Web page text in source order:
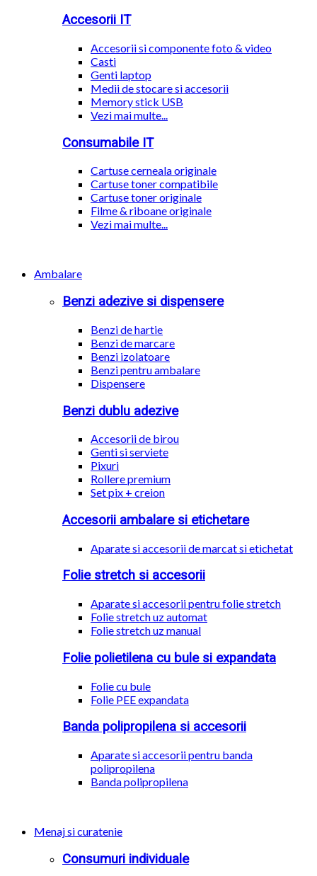
Accesorii IT
Accesorii si componente foto & video
Casti
Genti laptop
Medii de stocare si accesorii
Memory stick USB
Vezi mai multe...
Consumabile IT
Cartuse cerneala originale
Cartuse toner compatibile
Cartuse toner originale
Filme & riboane originale
Vezi mai multe...
Ambalare
Benzi adezive si dispensere
Benzi de hartie
Benzi de marcare
Benzi izolatoare
Benzi pentru ambalare
Dispensere
Benzi dublu adezive
Accesorii de birou
Genti si serviete
Pixuri
Rollere premium
Set pix + creion
Accesorii ambalare si etichetare
Aparate si accesorii de marcat si etichetat
Folie stretch si accesorii
Aparate si accesorii pentru folie stretch
Folie stretch uz automat
Folie stretch uz manual
Folie polietilena cu bule si expandata
Folie cu bule
Folie PEE expandata
Banda polipropilena si accesorii
Aparate si accesorii pentru banda
polipropilena
Banda polipropilena
Menaj si curatenie
Consumuri individuale